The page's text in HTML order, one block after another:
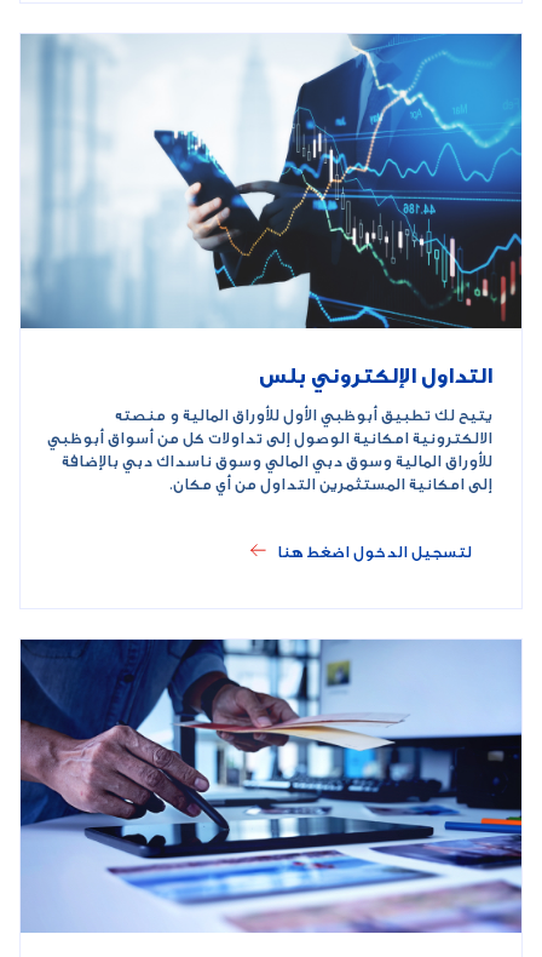
التداول الإلكتروني بلس
يتيح لك تطبيق أبوظبي الأول للأوراق المالية و منصته
الالكترونية امكانية الوصول إلى تداولات كل من أسواق أبوظبي
للأوراق المالية وسوق دبي المالي وسوق ناسداك دبي بالإضافة
إلى امكانية المستثمرين التداول من أي مكان.
لتسجيل الدخول اضغط هنا